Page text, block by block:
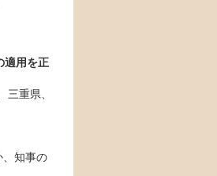
適用を正
重県、
、知事の